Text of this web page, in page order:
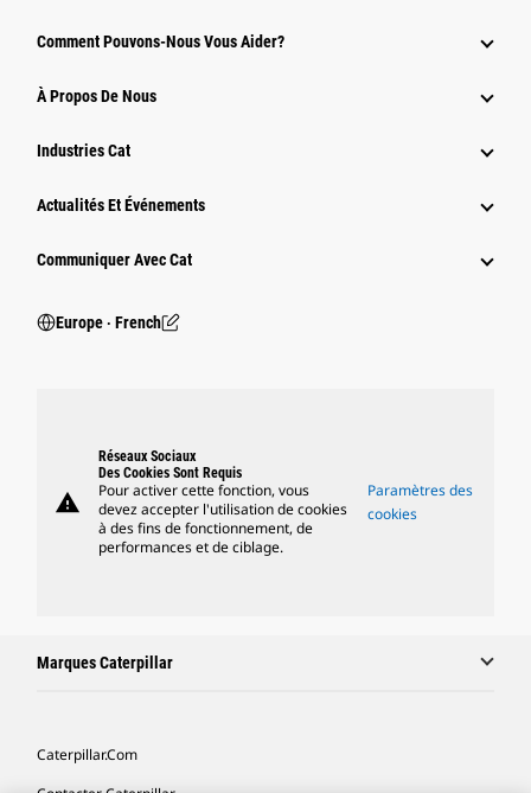
Comment Pouvons-Nous Vous Aider?
À Propos De Nous
Industries Cat
Actualités Et Événements
Communiquer Avec Cat
Europe ‧ French
warning
Réseaux Sociaux
Des Cookies Sont Requis
Pour activer cette fonction, vous
devez accepter l'utilisation de cookies
à des fins de fonctionnement, de
performances et de ciblage.
Paramètres des
cookies
Marques Caterpillar
Caterpillar.com